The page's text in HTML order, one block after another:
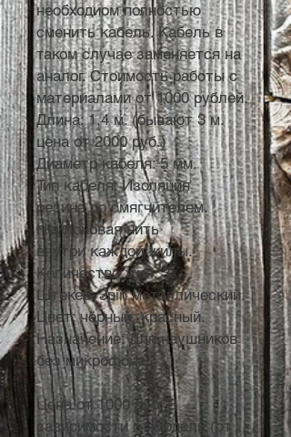
необходиом полностью
сменить кабель. Кабель в
таком случае заменяется на
аналог. Стоимость работы с
материалами от 1000 рублей.
Длина: 1,4 м. (бывают 3 м.
цена от 2000 руб.)
Диаметр кабеля: 5 мм.
Тип кабеля: Изоляция
резина со смягчителем.
Нейлоновая нить
внутри каждой жилы.
Количество жил: 3.
Штекер: 3pin металлический.
Цвет: чёрный, красный.
Назначение: Для наушников
без микрофона.
Цена от 1000 руб. В
зависимости от модели (от